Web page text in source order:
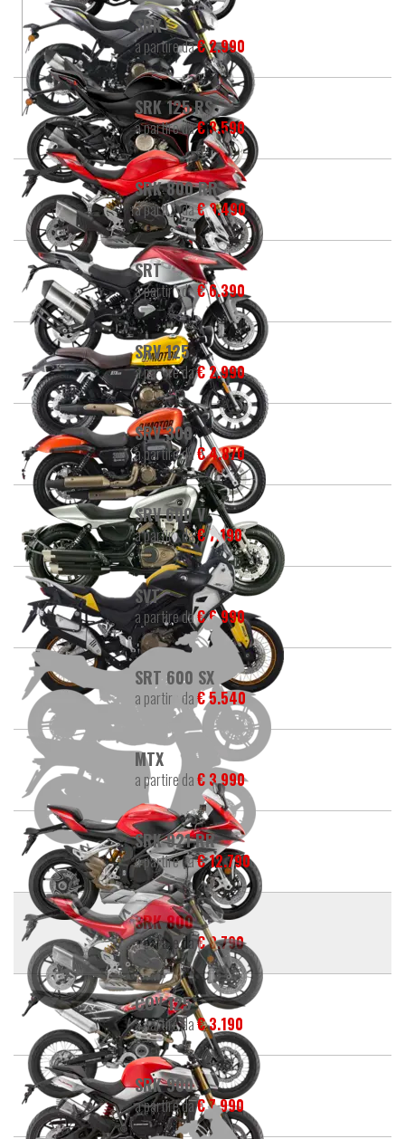
SRK
a partire da€ 2.990
SRK 125 RS
a partire da€ 3.590
SRK 800 RR
a partire da€ 9.490
SRT
a partire da€ 6.390
SRV 125
a partire da€ 2.990
SRV 300
a partire da€ 4.870
SRV 600 V
a partire da€ 7.190
SVT
a partire da€ 6.990
SRT 600 SX
a partire da€ 5.540
MTX
a partire da€ 3.990
SRK 921 RR
a partire da€ 12.790
SRK 800
a partire da€ 8.790
COV 125
a partire da€ 3.190
SRK 900
a partire da€ 7.990